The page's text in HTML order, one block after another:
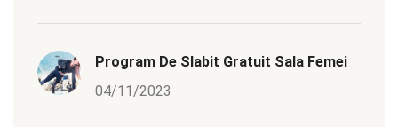
Program De Slabit Gratuit Sala Femei
04/11/2023